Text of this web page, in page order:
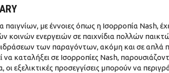
παιγνίων, με έννοιες όπως η Ισορροπία Nash,
κοινών ενεργειών σε παιχνίδια πολλών
των παραγόντων, ακόμη και σε απλά
να καταλήξει σε Ισορροπίες Nash,
οι εξελικτικές προσεγγίσεις μπορούν να